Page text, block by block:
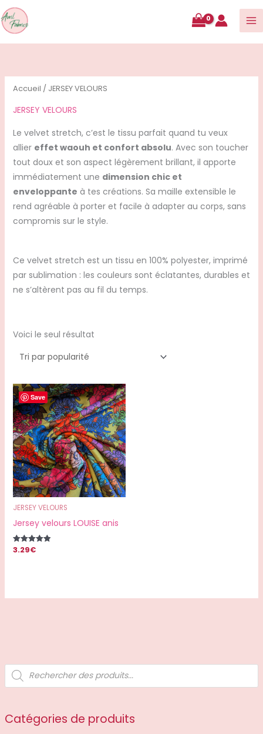
contenu
R
c
c
h
Catégories de produits
Accueil / JERSEY VELOURS
JERSEY VELOURS
Le velvet stretch, c’est le tissu parfait quand tu veux
allier effet waouh et confort absolu. Avec son toucher
tout doux et son aspect légèrement brillant, il apporte
immédiatement une dimension chic et
enveloppante à tes créations. Sa maille extensible le
rend agréable à porter et facile à adapter au corps, sans
compromis sur le style.
Ce velvet stretch est un tissu en 100% polyester, imprimé
par sublimation : les couleurs sont éclatantes, durables et
ne s’altèrent pas au fil du temps.
Voici le seul résultat
Save
JERSEY VELOURS
Jersey velours LOUISE anis
Note
3.29€